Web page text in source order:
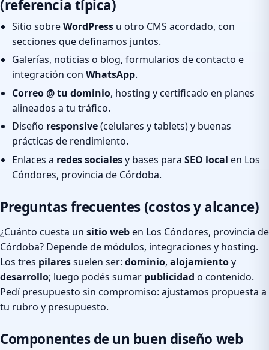
(referencia típica)
Sitio sobreWordPress u otro CMS acordado, con
secciones que definamos juntos.
Galerías, noticias o blog, formularios de contacto e
integración con WhatsApp.
Correo @ tu dominio, hosting y certificado en planes
alineados a tu tráfico.
Diseño responsive(celulares y tablets) y buenas
prácticas de rendimiento.
Enlaces a redes socialesy bases para SEO local en Los
Cóndores, provincia de Córdoba.
Preguntas frecuentes (costos y alcance)
¿Cuánto cuesta un sitio weben Los Cóndores, provincia de
Córdoba? Depende de módulos, integraciones y hosting.
Los tres pilaressuelen ser: dominio, alojamientoy
desarrollo; luego podés sumar publicidad o contenido.
Pedí presupuesto sin compromiso: ajustamos propuesta a
tu rubro y presupuesto.
Componentes de un buen diseño web